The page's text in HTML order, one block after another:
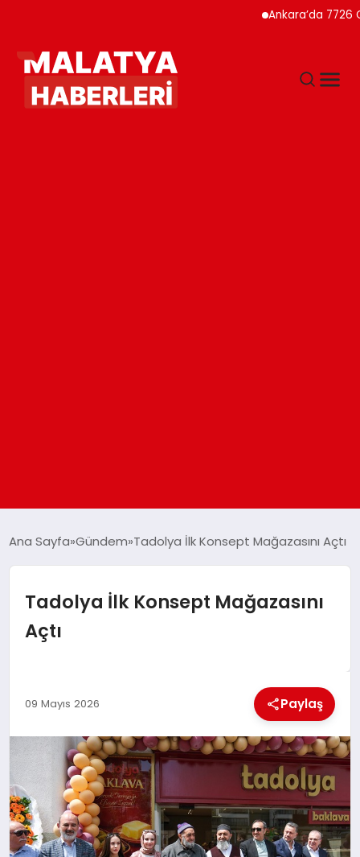
Ankara’da 7726 Genç
DÜNYA
MAGAZIN
SAĞLIK
Ana Sayfa Gündem Tadolya İlk Konsept Mağazasını Açtı
Tadolya İlk Konsept Mağazasını
Açtı
09 Mayıs 2026 Paylaş